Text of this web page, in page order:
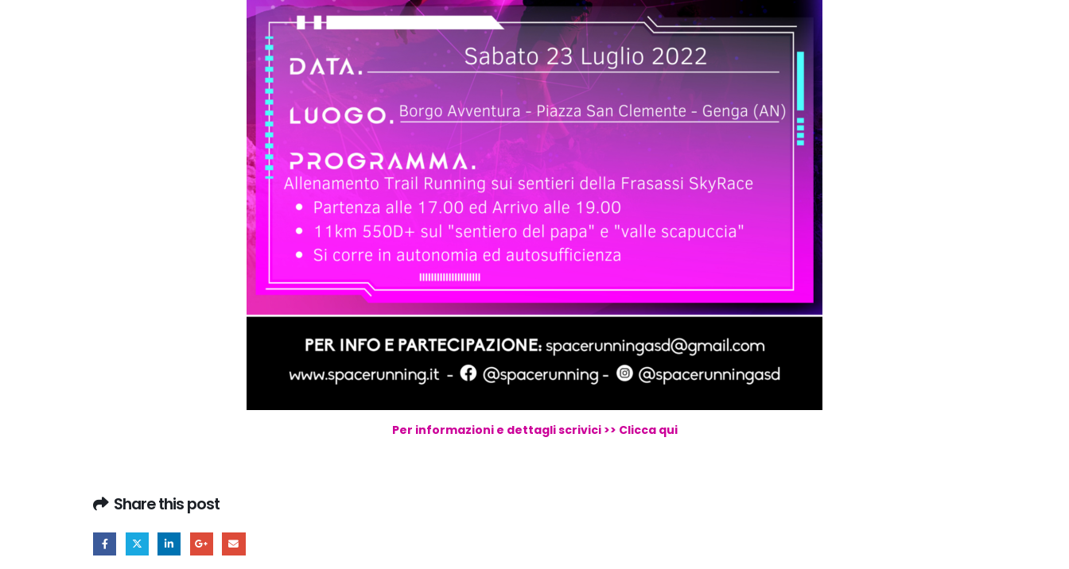
Per informazioni e dettagli scrivici >> Clicca qui
Share this post